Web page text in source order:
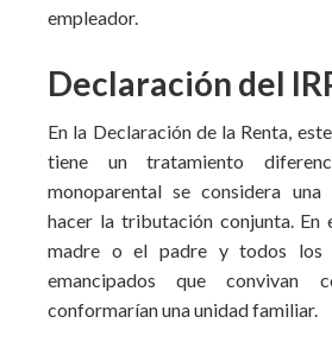
empleador.
Declaración del
En la Declaración de la Renta,
tiene un tratamiento
monoparental se considera
hacer la tributación conjunta. En
madre o el padre y todos los
emancipados que
conformarían una unidad familiar.